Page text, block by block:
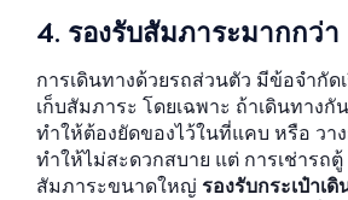
4. รองรับสัมภาระมากกว่า
การเดินทางด้วยรถส่วนตัว มีข้อจำกัด
เก็บสัมภาระ โดยเฉพาะ ถ้าเดินทาง
ทำให้ต้องยัดของไว้ในที่แคบ หรือ วา
ทำให้ไม่สะดวกสบาย แต่ การเช่ารถ
สัมภาระขนาดใหญ่ รองรับกระเป๋าเ